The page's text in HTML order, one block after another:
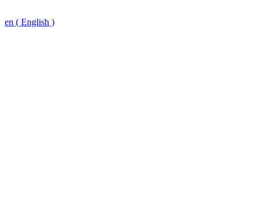
en ( English )